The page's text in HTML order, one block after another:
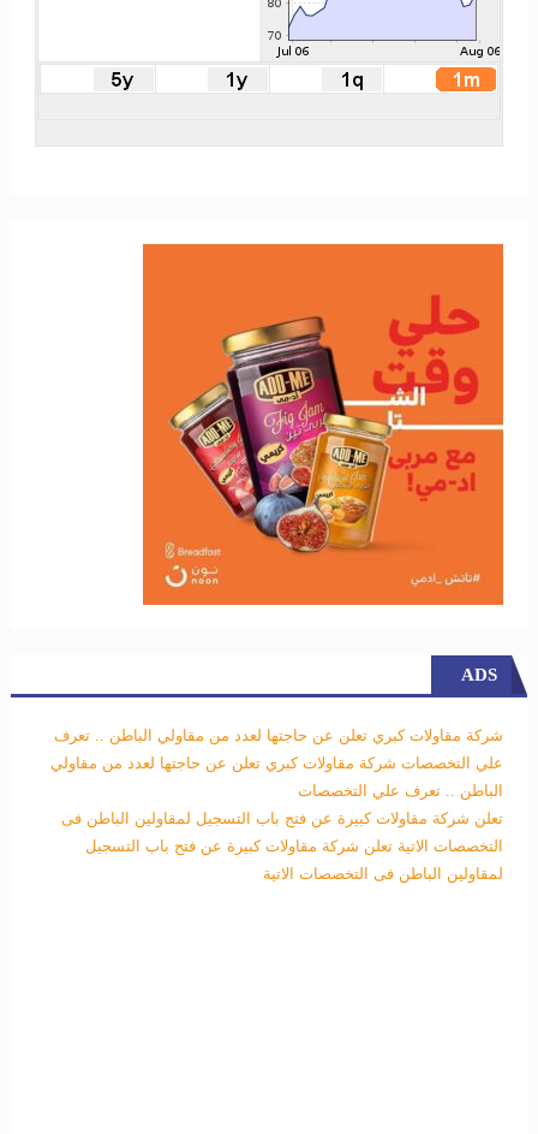
ADS
شركة مقاولات كبري تعلن عن حاجتها لعدد من مقاولي الباطن .. تعرف
علي التخصصات شركة مقاولات كبري تعلن عن حاجتها لعدد من مقاولي
الباطن .. تعرف علي التخصصات
تعلن شركة مقاولات كبيرة عن فتح باب التسجيل لمقاولين الباطن فى
التخصصات الاتية تعلن شركة مقاولات كبيرة عن فتح باب التسجيل
لمقاولين الباطن فى التخصصات الاتية